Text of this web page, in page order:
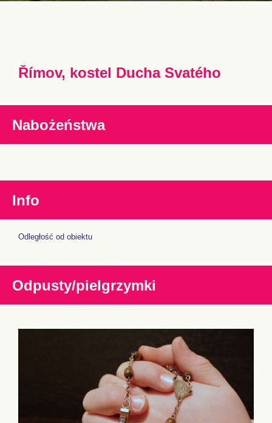
Římov, kostel Ducha Svatého
Nabożeństwa
Info
Odległość od obiektu
Odpusty/pielgrzymki